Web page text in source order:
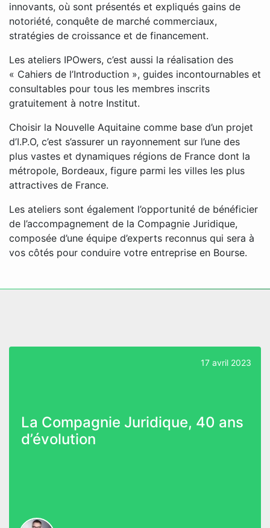
innovants, où sont présentés et expliqués gains de
notoriété, conquête de marché commerciaux,
stratégies de croissance et de financement.
Les ateliers IPOwers, c’est aussi la réalisation des
« Cahiers de l’Introduction », guides incontournables et
consultables pour tous les membres inscrits
gratuitement à notre Institut.
Choisir la Nouvelle Aquitaine comme base d’un projet
d’I.P.O, c’est s’assurer un rayonnement sur l’une des
plus vastes et dynamiques régions de France dont la
métropole, Bordeaux, figure parmi les villes les plus
attractives de France.
Les ateliers sont également l’opportunité de bénéficier
de l’accompagnement de la Compagnie Juridique,
composée d’une équipe d’experts reconnus qui sera à
vos côtés pour conduire votre entreprise en Bourse.
La Compagnie Juridique, 40 ans
d’évolution
17 avril 2023